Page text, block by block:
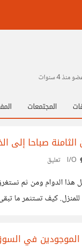
منذ4 سنوات
المجتمعات
صباحا
هذا الدوام ومن ثم
كيف تستثمر ما
في